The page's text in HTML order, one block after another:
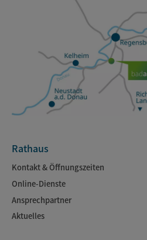
Rathaus
Kontakt & Öffnungszeiten
Online-Dienste
Ansprechpartner
Aktuelles